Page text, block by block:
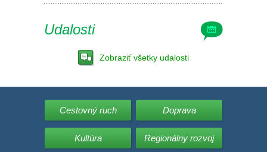
Udalosti
Zobraziť všetky udalosti
Cestovný ruch Doprava
Kultúra Regionálny rozvoj